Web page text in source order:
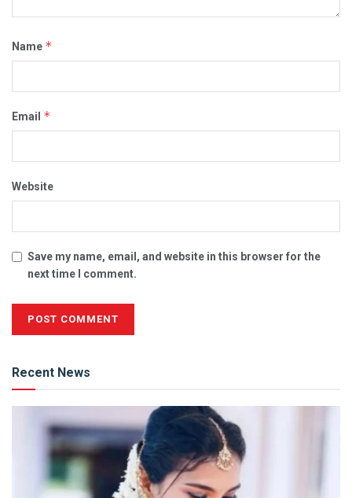
Name *
Email *
Website
Save my name, email, and website in this browser for the
next time I comment.
Recent News